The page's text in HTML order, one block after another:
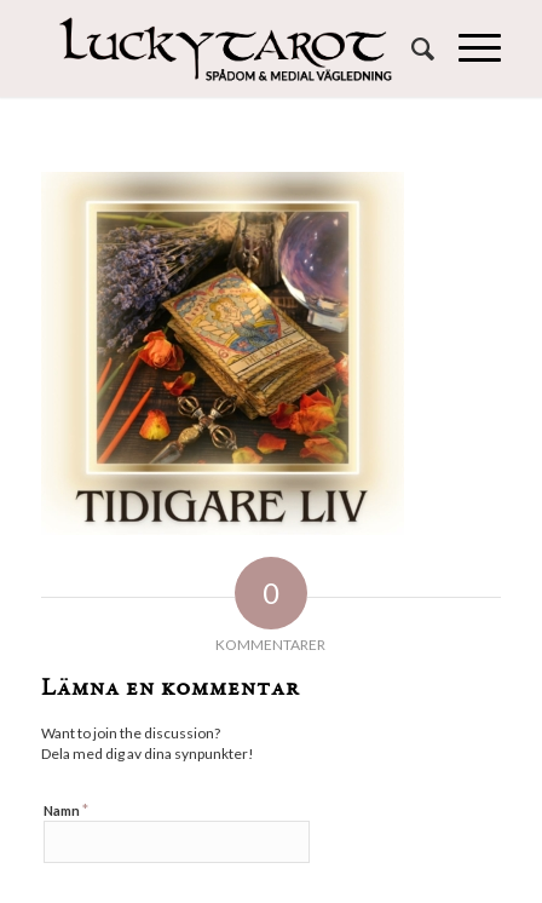
0
KOMMENTARER
Lämna en kommentar
Want to join the discussion?
Dela med dig av dina synpunkter!
Namn *